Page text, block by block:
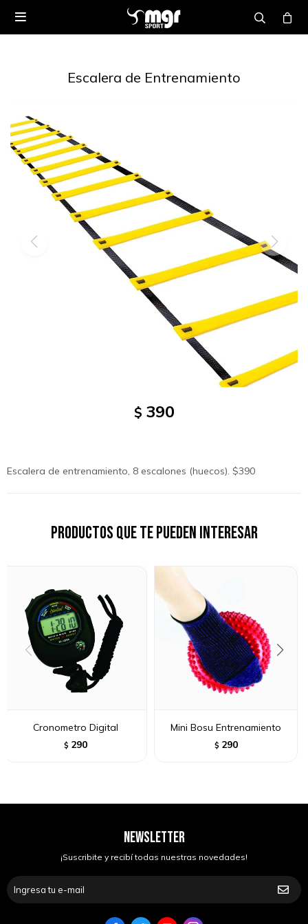

Escalera de Entrenamiento
$ 390
Escalera de entrenamiento, 8 escalones (huecos). $390
Productos que te pueden interesar
Cronometro Digital
$ 290
Mini Bosu Entrenamiento
$ 290
NEWSLETTER
¡Suscribite y recibí todas nuestras novedades!